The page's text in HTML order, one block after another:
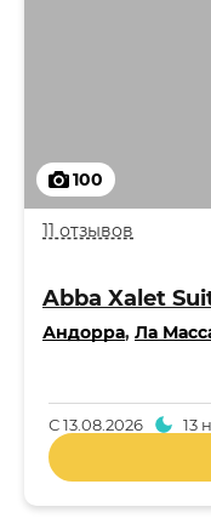
100
11 отзывов
Abba Xalet
Андорра, Ла
С13.08.2026 13